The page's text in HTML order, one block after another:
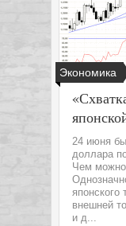
Экономика
24 июня
доллара
Чем можно
японского
внешней
и д...